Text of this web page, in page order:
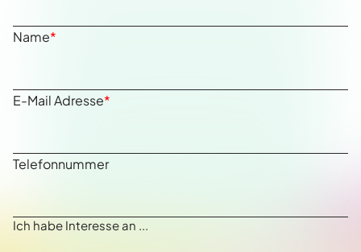
Name*
E-Mail Adresse*
Telefonnummer
Ich habe Interesse an ...